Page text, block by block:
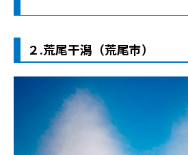
２.荒尾干潟（荒尾市）